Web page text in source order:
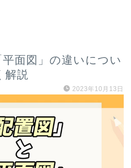
平面図」の違いについ
解説
2023年10月13日